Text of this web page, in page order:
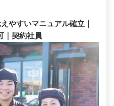
やすいマニュアル確立｜
｜契約社員